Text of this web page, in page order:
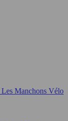
Les Manchons Vélo